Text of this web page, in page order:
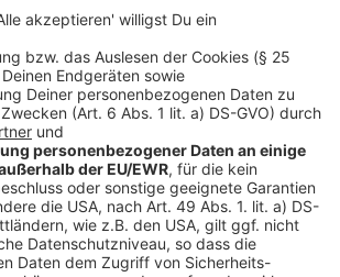
zur Fertigstellung der
ist nach Orkan ELA jahrelang